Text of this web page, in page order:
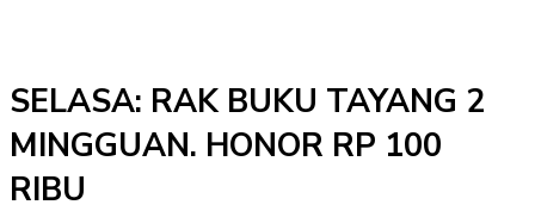
SELASA: RAK BUKU TAYANG 2
MINGGUAN. HONOR RP 100
RIBU